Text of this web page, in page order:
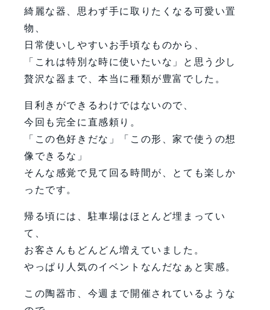
綺麗な器、思わず手に取りたくなる可愛い置
物、
日常使いしやすいお手頃なものから、
「これは特別な時に使いたいな」と思う少し
贅沢な器まで、本当に種類が豊富でした。
目利きができるわけではないので、
今回も完全に直感頼り。
「この色好きだな」「この形、家で使うの想
像できるな」
そんな感覚で見て回る時間が、とても楽しか
ったです。
帰る頃には、駐車場はほとんど埋まってい
て、
お客さんもどんどん増えていました。
やっぱり人気のイベントなんだなぁと実感。
この陶器市、今週まで開催されているような